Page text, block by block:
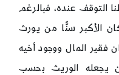
التوقف عنده، فبالرغم
الأكبر سنًّا من يورث
فقير المال ووجود أخيه
يجعله الوريث بحسب